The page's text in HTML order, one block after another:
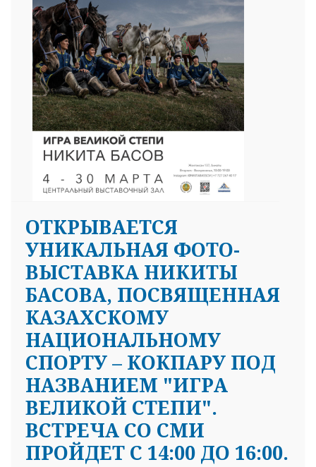
ОТКРЫВАЕТСЯ
УНИКАЛЬНАЯ ФОТО-
ВЫСТАВКА НИКИТЫ
БАСОВА, ПОСВЯЩЕННАЯ
КАЗАХСКОМУ
НАЦИОНАЛЬНОМУ
СПОРТУ – КОКПАРУ ПОД
НАЗВАНИЕМ "ИГРА
ВЕЛИКОЙ СТЕПИ".
ВСТРЕЧА СО СМИ
ПРОЙДЕТ С 14:00 ДО 16:00.